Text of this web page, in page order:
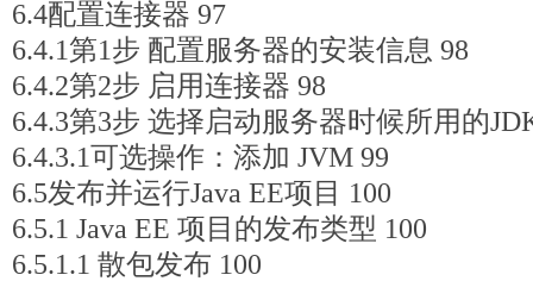
6.4配置连接器 97
6.4.1第1步 配置服务器的安装信息 98
6.4.2第2步 启用连接器 98
6.4.3第3步 选择启动服务器时候所用的
6.4.3.1可选操作：添加 JVM 99
6.5发布并运行Java EE项目 100
6.5.1 Java EE 项目的发布类型 100
6.5.1.1 散包发布 100